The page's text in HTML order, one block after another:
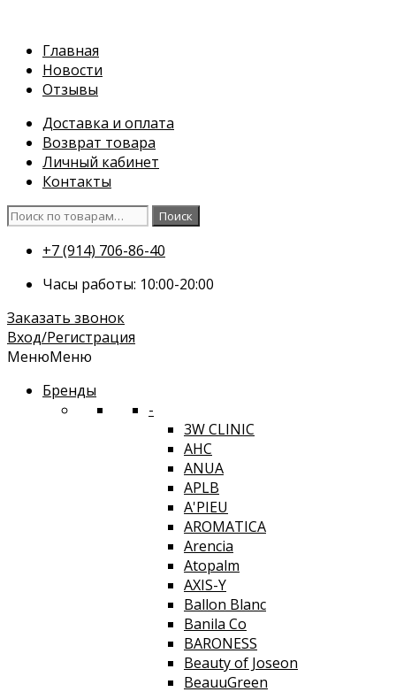
содержимому
Главная
Новости
Отзывы
Доставка и оплата
Возврат товара
Личный кабинет
Контакты
Искать:
Поиск
+7 (914) 706-86-40
Часы работы: 10:00-20:00
Заказать звонок
Вход/Регистрация
МенюМеню
Бренды
-
3W CLINIC
AHC
ANUA
APLB
A'PIEU
AROMATICA
Arencia
Atopalm
AXIS-Y
Ballon Blanc
Banila Co
BARONESS
Beauty of Joseon
BeauuGreen